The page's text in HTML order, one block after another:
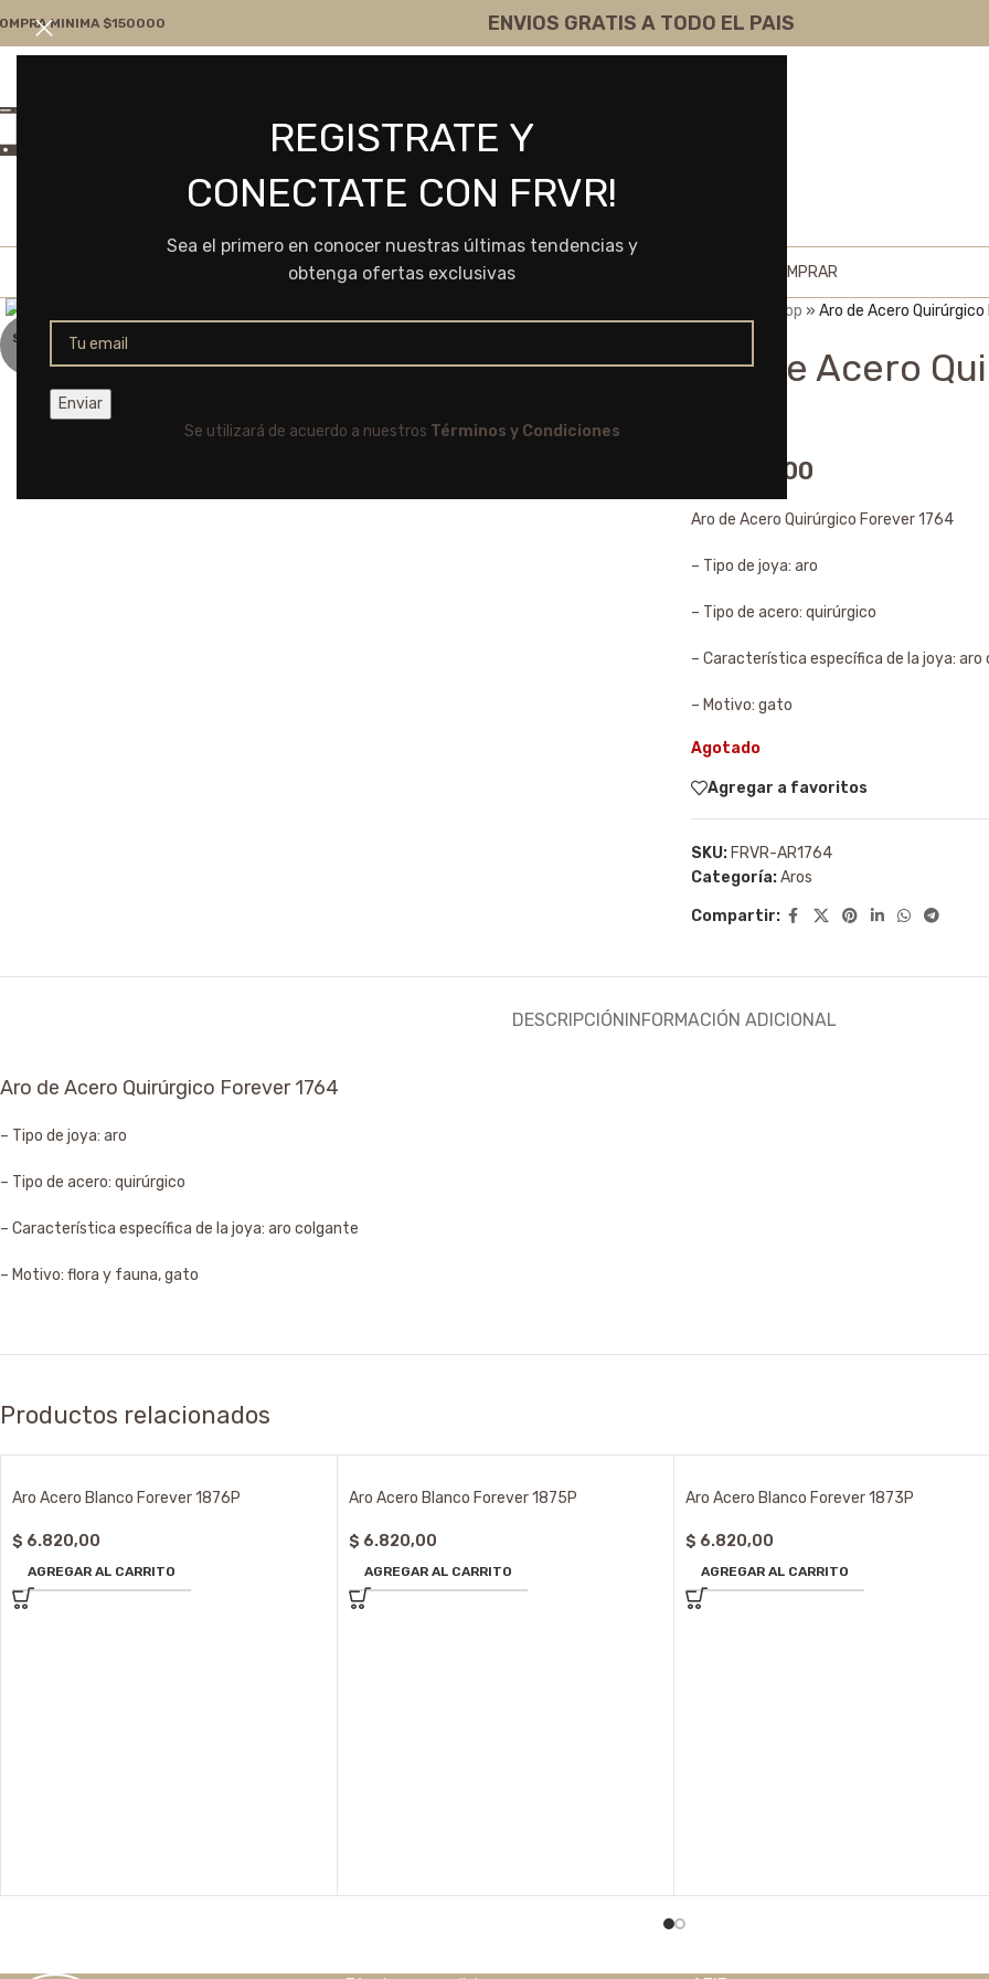
REGISTRATE Y
CONECTATE CON FRVR!
Sea el primero en conocer nuestras últimas tendencias y
obtenga ofertas exclusivas
Se utilizará de acuerdo a nuestros Términos y Condiciones
MINIMA $150000 ENVIOS GRATIS A TODO EL PAIS
ventas@frvr.com.ar
HOME COMO COMPRAR
SOLD
Shop » Aro de Acero
Aro de Acero
1.860,00
Aro de Acero Quirúrgico Forever 1764
– Tipo de joya: aro
– Tipo de acero: quirúrgico
– Característica específica de la joya: aro
– Motivo: gato
Agotado
Agregar a favoritos
SKU: FRVR-AR1764
Categoría:Aros
Compartir:
DESCRIPCIÓNINFORMACIÓN ADICIONAL
Aro de Acero Quirúrgico Forever 1764
– Tipo de joya: aro
– Tipo de acero: quirúrgico
– Característica específica de la joya: aro colgante
– Motivo: flora y fauna, gato
Productos relacionados
Aro Acero Blanco Forever 1876P
$ 6.820,00
AGREGAR AL CARRITO
Aro Acero Blanco Forever 1875P
$ 6.820,00
AGREGAR AL CARRITO
Aro Acero Blanco Forever 1873P
$ 6.820,00
AGREGAR AL CARRITO